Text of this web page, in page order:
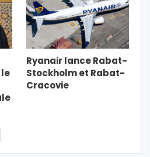
Ryanair lance Rabat-
Stockholm et Rabat-
Cracovie